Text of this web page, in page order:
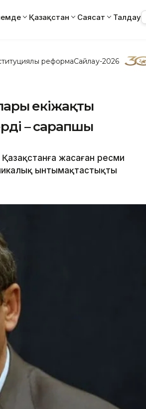
Қазақстан Саясат Талдау
реформаСайлау-2026
екіжақты
– сарапшы
Қазақстанға жасаған ресми
ынтымақтастықты